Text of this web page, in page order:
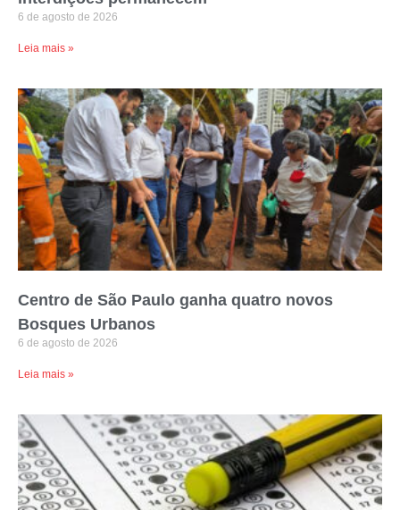
6 de agosto de 2026
Leia mais »
Centro de São Paulo ganha quatro novos
Bosques Urbanos
6 de agosto de 2026
Leia mais »